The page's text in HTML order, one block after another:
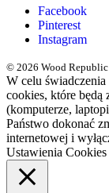
Facebook
Pinterest
Instagram
© 2026 Wood Republic
W celu
cookies, które będą
(komputerze,
Państwo dokonać
internetowej i
Ustawienia Cookies